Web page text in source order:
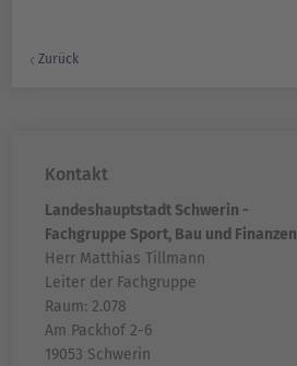
Zurück
Kontakt
Landeshauptstadt Schwerin -
Fachgruppe Sport, Bau und Finanzen
Herr Matthias Tillmann
Leiter der Fachgruppe
Raum: 2.078
Am Packhof 2-6
19053 Schwerin